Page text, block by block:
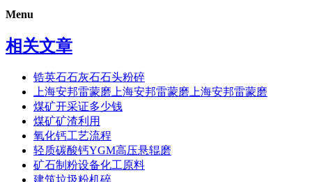
Menu
相关文章
锆英石石灰石石头粉碎
上海安邦雷蒙磨上海安邦雷蒙磨上海安邦雷蒙磨
煤矿开采证多少钱
煤矿矿渣利用
氧化钙工艺流程
轻质碳酸钙YGM高压悬辊磨
矿石制粉设备化工原料